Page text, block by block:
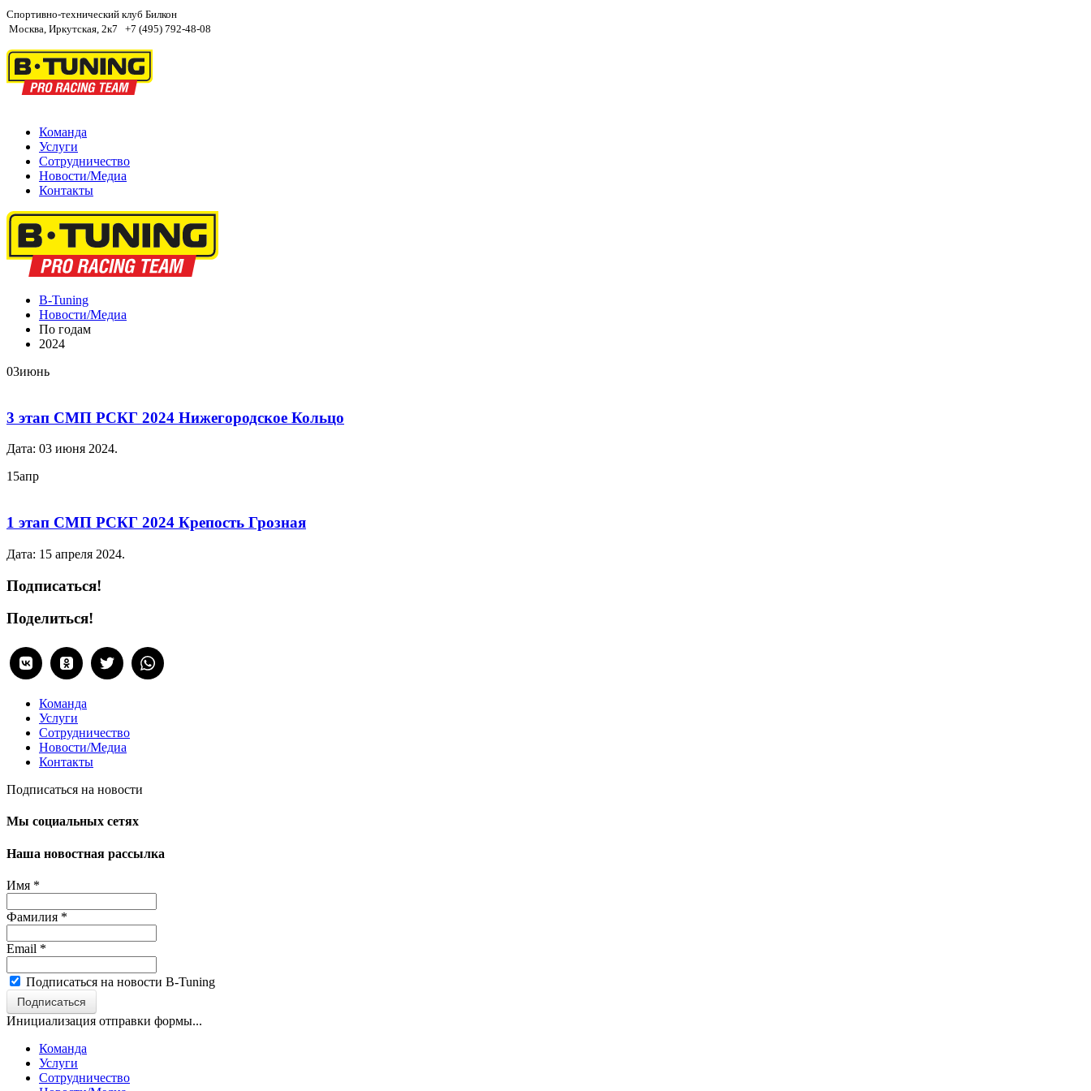
Спортивно-технический клуб Билкон
Москва, Иркутская, 2к7
+7 (495) 792-48-08
Команда
Услуги
Сотрудничество
Новости/Медиа
Контакты
B-Tuning
Новости/Медиа
По годам
2024
03июнь
3 этап СМП РСКГ 2024 Нижегородское Кольцо
Дата: 03 июня 2024.
15апр
1 этап СМП РСКГ 2024 Крепость Грозная
Дата: 15 апреля 2024.
Подписаться!
Поделиться!
Команда
Услуги
Сотрудничество
Новости/Медиа
Контакты
Подписаться на новости
Мы социальных сетях
Наша новостная рассылка
Имя *
Фамилия *
Email *
Подписаться на новости B-Tuning
Подписаться
Инициализация отправки формы...
Команда
Услуги
Сотрудничество